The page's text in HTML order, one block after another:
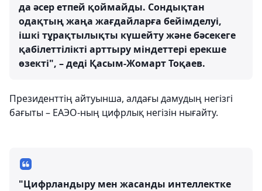
да әсер етпей қоймайды. Сондықтан
одақтың жаңа жағдайларға бейімделуі,
ішкі тұрақтылықты күшейту және бәсекеге
қабілеттілікті арттыру міндеттері ерекше
өзекті", – деді Қасым-Жомарт Тоқаев.
Президенттің айтуынша, алдағы дамудың негізгі
бағыты – ЕАЭО-ның цифрлық негізін нығайту.
"Цифрландыру мен жасанды интеллектке